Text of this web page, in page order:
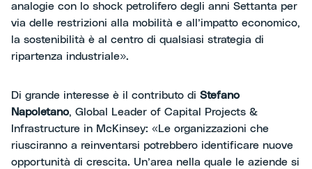
analogie con lo shock petrolifero degli anni Settanta per
via delle restrizioni alla mobilità e all’impatto economico,
la sostenibilità è al centro di qualsiasi strategia di
ripartenza industriale».
Di grande interesse è il contributo di Stefano
Napoletano, Global Leader of Capital Projects &
Infrastructure in McKinsey: «Le organizzazioni che
riusciranno a reinventarsi potrebbero identificare nuove
opportunità di crescita. Un’area nella quale le aziende si